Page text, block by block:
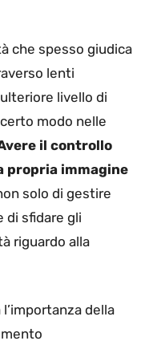
che spesso giudica
lenti
livello di
modo nelle
il controllo
propria immagine
solo di gestire
di sfidare gli
riguardo alla
della